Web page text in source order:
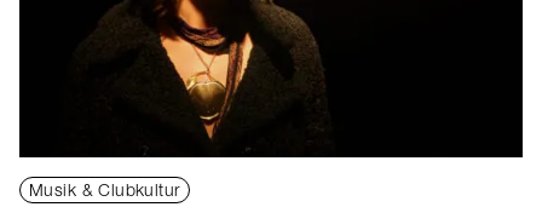
Musik & Clubkultur